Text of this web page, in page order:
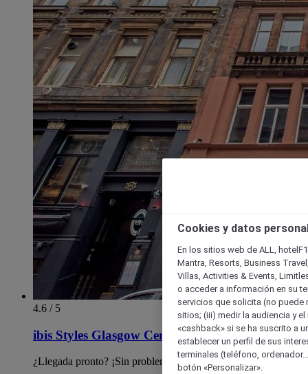
4.6 / 5
ibis Styles Glasgow Centre George Square
¿Llegada pronto? ¡Sin problema!
Cookies y datos
En los sitios web de ALL,
Mantra, Resorts, Business
Villas, Activities & Events,
o acceder a información en su
servicios que solicita (no puede
sitios; (iii) medir la audiencia y
«cashback» si se ha suscrito a
establecer un perfil de sus
terminales (teléfono,
botón «Personalizar».